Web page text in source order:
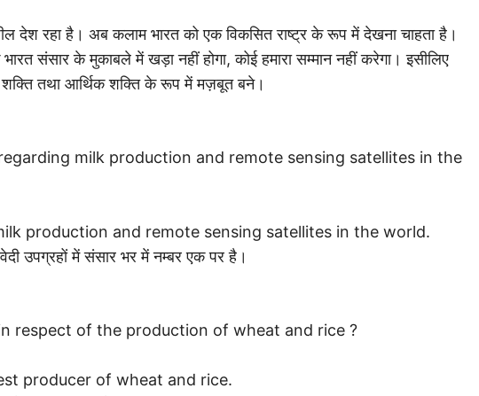
देश रहा है। अब कलाम भारत को एक विकसित राष्ट्र के रूप में देखना चाहता है।
संसार के मुकाबले में खड़ा नहीं होगा, कोई हमारा सम्मान नहीं करेगा। इसीलिए
शक्ति तथा आर्थिक शक्ति के रूप में मज़बूत बने।
milk production and remote sensing satellites in the
production and remote sensing satellites in the world.
उपग्रहों में संसार भर में नम्बर एक पर है।
respect of the production of wheat and rice ?
producer of wheat and rice.